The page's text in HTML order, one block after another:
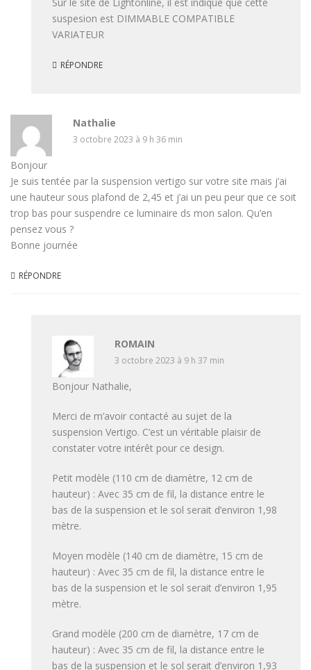
suspesion est DIMMABLE COMPATIBLE
VARIATEUR
RÉPONDRE
Nathalie
3 octobre 2023 à 9 h 36 min
Bonjour
Je suis tentée par la suspension vertigo sur votre site mais j’ai
une hauteur sous plafond de 2,45 et j’ai un peu peur que ce soit
trop bas pour suspendre ce luminaire ds mon salon. Qu’en
pensez vous ?
Bonne journée
RÉPONDRE
ROMAIN
3 octobre 2023 à 9 h 37 min
Bonjour Nathalie,
Merci de m’avoir contacté au sujet de la
suspension Vertigo. C’est un véritable plaisir de
constater votre intérêt pour ce design.
Petit modèle (110 cm de diamètre, 12 cm de
hauteur) : Avec 35 cm de fil, la distance entre le
bas de la suspension et le sol serait d’environ 1,98
mètre.
Moyen modèle (140 cm de diamètre, 15 cm de
hauteur) : Avec 35 cm de fil, la distance entre le
bas de la suspension et le sol serait d’environ 1,95
mètre.
Grand modèle (200 cm de diamètre, 17 cm de
hauteur) : Avec 35 cm de fil, la distance entre le
bas de la suspension et le sol serait d’environ 1,93